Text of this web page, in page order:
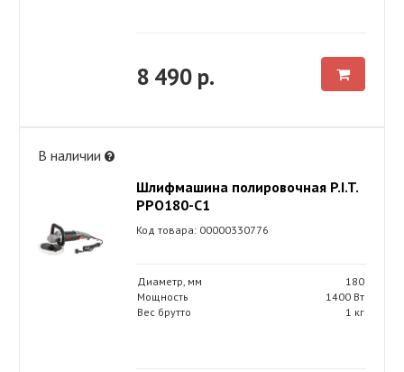
8 490 р.
В наличии
Шлифмашина полировочная P.I.T.
PPO180-C1
Код товара: 00000330776
Диаметр, мм
180
Мощность
1400 Вт
Вес брутто
1 кг